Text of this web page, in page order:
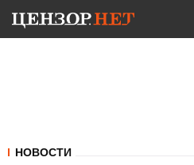
НОВОСТИ